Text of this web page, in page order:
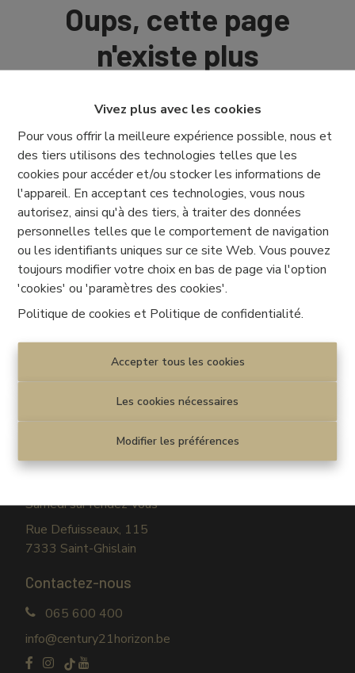
Vivez plus avec les cookies
Pour vous offrir la meilleure expérience possible, nous et
des tiers utilisons des technologies telles que les
cookies pour accéder et/ou stocker les informations de
l'appareil. En acceptant ces technologies, vous nous
autorisez, ainsi qu'à des tiers, à traiter des données
personnelles telles que le comportement de navigation
ou les identifiants uniques sur ce site Web. Vous pouvez
toujours modifier votre choix en bas de page via l'option
'cookies' ou 'paramètres des cookies'.
Politique de cookies et Politique de confidentialité.
Accepter tous les cookies
Les cookies nécessaires
Modifier les préférences
Oups, cette page
n'existe plus
À Vendre À Louer
Disclaimer
Privacy statement
Cookie policy|Paramètres des cookies
© CENTURY 21 Horizon
Lundi au vendredi
Samedi sur rendez-vous
Rue Defuisseaux, 115
7333 Saint-Ghislain
Contactez-nous
065 600 400
info@century21horizon.be